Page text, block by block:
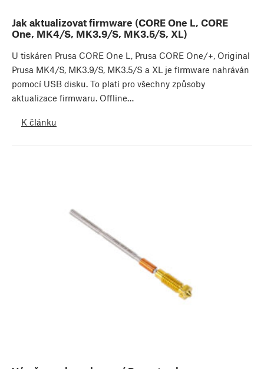
Jak aktualizovat firmware (CORE One L, CORE
One, MK4/S, MK3.9/S, MK3.5/S, XL)
U tiskáren Prusa CORE One L, Prusa CORE One/+, Original
Prusa MK4/S, MK3.9/S, MK3.5/S a XL je firmware nahráván
pomocí USB disku. To platí pro všechny způsoby
aktualizace firmwaru. Offline…
K článku